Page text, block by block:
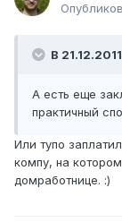
В
А есть еще
практичный
Или тупо
компу, на
домработнице. :)